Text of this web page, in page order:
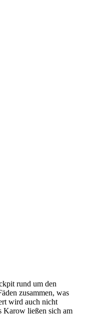
rund um den
zusammen, was
wird auch nicht
Karow ließen sich am